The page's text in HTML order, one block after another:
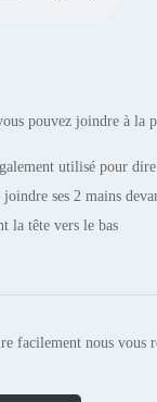
pouvez joindre à la
utilisé pour
joindre ses 2 mains
la tête vers le bas
facilement nous vous